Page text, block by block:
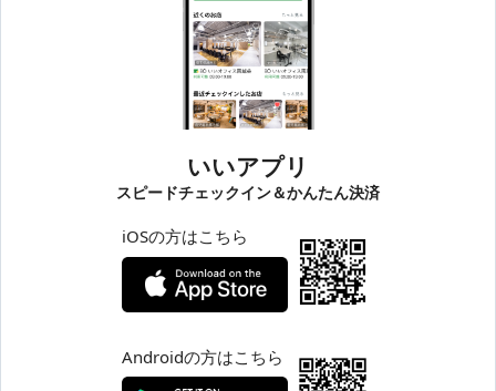
いいアプリ
スピードチェックイン＆かんたん決済
iOSの方はこちら
Androidの方はこちら